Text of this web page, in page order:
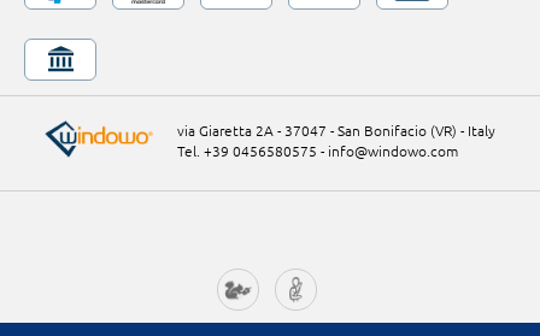
via Giaretta 2A - 37047 - San Bonifacio (VR) - Italy
Tel. +39 0456580575 - info@windowo.com